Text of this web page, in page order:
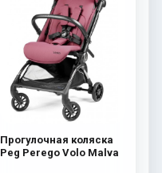
Прогулочная коляска
Peg Perego Volo Malva